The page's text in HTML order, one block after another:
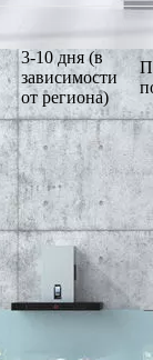
3-10 дня (в
зависимости
от региона)